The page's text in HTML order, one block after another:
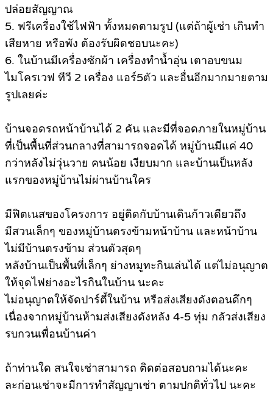
ปล่อยสัญญาณ
5. ฟรีเครื่องใช้ไฟฟ้า ทั้งหมดตามรูป (แต่ถ้าผู้เช่า เกินทำ
เสียหาย หรือพัง ต้องรับผิดชอบนะคะ)
6. ในบ้านมีเครื่องซักผ้า เครื่องทำน้ำอุ่น เตาอบขนม
ไมโครเวฟ ทีวี 2 เครื่อง แอร์5ตัว และอื่นอีกมากมายตาม
รูปเลยค่ะ
บ้านจอดรถหน้าบ้านได้ 2 คัน และมีที่จอดภายในหมู่บ้าน
ที่เป็นพื้นที่ส่วนกลางที่สามารถจอดได้ หมู่บ้านมีแค่ 40
กว่าหลังไม่วุ่นวาย คนน้อย เงียบมาก และบ้านเป็นหลัง
แรกของหมู่บ้านไม่ผ่านบ้านใคร
มีฟิตเนสของโครงการ อยู่ติดกับบ้านเดินก้าวเดียวถึง
มีสวนเล็กๆ ของหมู่บ้านตรงข้ามหน้าบ้าน และหน้าบ้าน
ไม่มีบ้านตรงข้าม ส่วนตัวสุดๆ
หลังบ้านเป็นพื้นที่เล็กๆ ย่างหมูทะกินเล่นได้ แต่ไม่อนุญาต
ให้จุดไฟย่างอะไรกินในบ้าน นะคะ
ไม่อนุญาตให้จัดปาร์ตี้ในบ้าน หรือส่งเสียงดังตอนดึกๆ
เนื่องจากหมู่บ้านห้ามส่งเสียงดังหลัง 4-5 ทุ่ม กลัวส่งเสียง
รบกวนเพื่อนบ้านค่า
ถ้าท่านใด สนใจเช่าสามารถ ติดต่อสอบถามได้นะคะ
ละก่อนเช่าจะมีการทำสัญญาเช่า ตามปกติทั่วไป นะคะ